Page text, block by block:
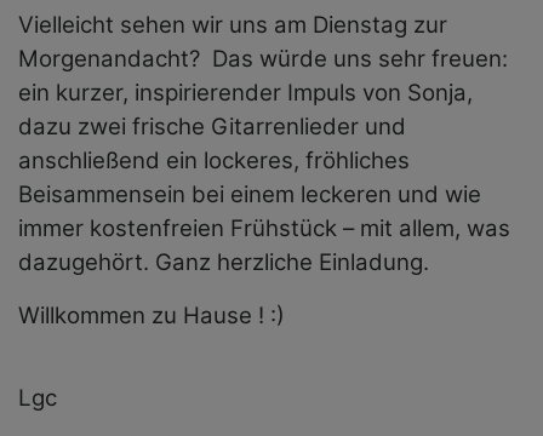
Vielleicht sehen wir uns am Dienstag zur
Morgenandacht? Das würde uns sehr freuen:
ein kurzer, inspirierender Impuls von Sonja,
dazu zwei frische Gitarrenlieder und
anschließend ein lockeres, fröhliches
Beisammensein bei einem leckeren und wie
immer kostenfreien Frühstück – mit allem, was
dazugehört. Ganz herzliche Einladung.
Willkommen zu Hause ! :)
Lgc